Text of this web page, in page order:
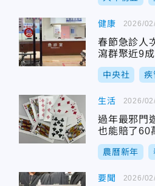
健康
春節急診人
瀉群聚近9成
中央社 疾
2026/
生活
過年最邪門
也能賠了60
農曆新年
2026/
要聞 2026/